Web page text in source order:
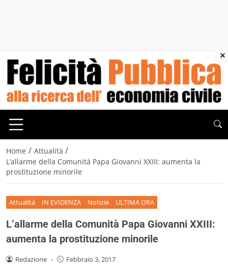
Home / Attualità /
L’allarme della Comunità Papa Giovanni XXIII: aumenta la
prostituzione minorile
Attualità IN EVIDENZA Notizie ULTIMA ORA
L’allarme della Comunità Papa Giovanni XXIII:
aumenta la prostituzione minorile
Redazione - Febbraio 3, 2017
×